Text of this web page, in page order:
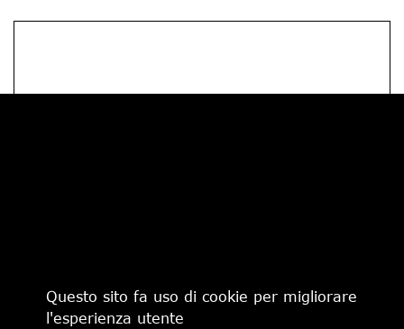
Questo sito fa uso di cookie per migliorare
l'esperienza utente